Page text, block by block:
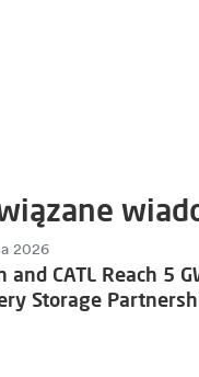
2026
and CATL Reach 5
Storage